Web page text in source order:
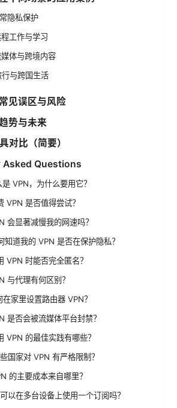
隐私保护
工作与学习
体与跨境内容
与跨国生活
见误区与风险
势与未来
对比（简要）
Asked Questions
是 VPN，为什么要用它？
VPN 是否值得尝试？
会显著减慢我的网速吗？
知道我的 VPN 是否在保护隐私？
VPN 时能否完全匿名？
与代理有何区别？
在家里设置路由器 VPN？
是否会被流媒体平台封禁？
VPN 的最佳实践有哪些？
国家对 VPN 有严格限制？
的主要成本来自哪里？
以在多台设备上使用一个订阅吗？